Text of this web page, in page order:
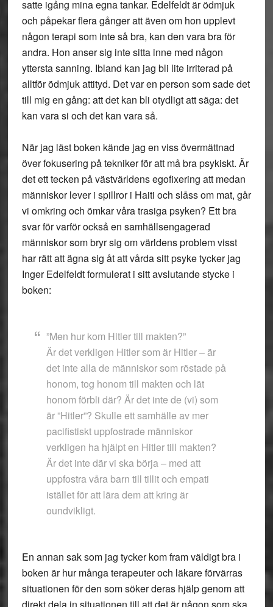
satte igång mina egna tankar. Edelfeldt är ödmjuk
och påpekar flera gånger att även om hon upplevt
någon terapi som inte så bra, kan den vara bra för
andra. Hon anser sig inte sitta inne med någon
yttersta sanning. Ibland kan jag bli lite irriterad på
alltför ödmjuk attityd. Det var en person som sade det
till mig en gång: att det kan bli otydligt att säga: det
kan vara si och det kan vara så.
När jag läst boken kände jag en viss övermättnad
över fokusering på tekniker för att må bra psykiskt. Är
det ett tecken på västvärldens egofixering att medan
människor lever i spillror i Haiti och slåss om mat, går
vi omkring och ömkar våra trasiga psyken? Ett bra
svar för varför också en samhällsengagerad
människor som bryr sig om världens problem visst
har rätt att ägna sig åt att vårda sitt psyke tycker jag
Inger Edelfeldt formulerat i sitt avslutande stycke i
boken:
”Men hur kom Hitler till makten?”
Är det verkligen Hitler som är Hitler – är
det inte alla de människor som röstade på
honom, tog honom till makten och lät
honom förbli där? Är det inte de (vi) som
är ”Hitler”? Skulle ett samhälle av mer
pacifistiskt uppfostrade människor
verkligen ha hjälpt en Hitler till makten?
Är det inte där vi ska börja – med att
uppfostra våra barn till tillit och empati
istället för att lära dem att kring är
oundvikligt.
En annan sak som jag tycker kom fram väldigt bra i
boken är hur många terapeuter och läkare förvärras
situationen för den som söker deras hjälp genom att